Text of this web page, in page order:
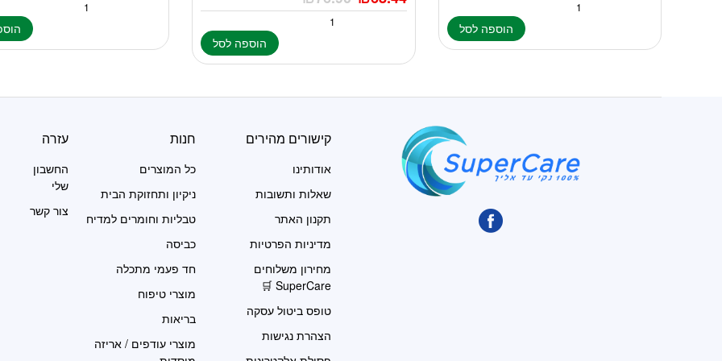
הוספה לסל
הוספה לסל
קישורים מהירים
אודותינו
שאלות ותשובות
תקנון האתר
מדיניות הפרטיות
מחירון משלוחים
SuperCare 🛒
טופס ביטול עסקה
הצהרת נגישות
חנות
כל המוצרים
ניקיון ותחזוקת הבית
טבליות וחומרים למדיח
כביסה
חד פעמי מתכלה
מוצרי טיפוח
בריאות
מוצרי עודפים / אריזה
עזרה
החשבון
שלי
צור קשר